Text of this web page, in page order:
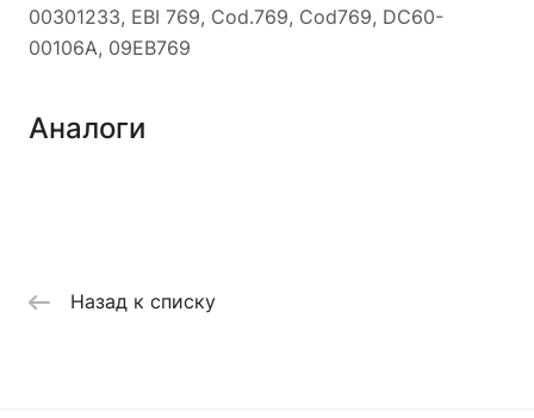
00301233, EBI 769, Cod.769, Cod769, DC60-
00106A, 09EB769
Аналоги
Назад к списку